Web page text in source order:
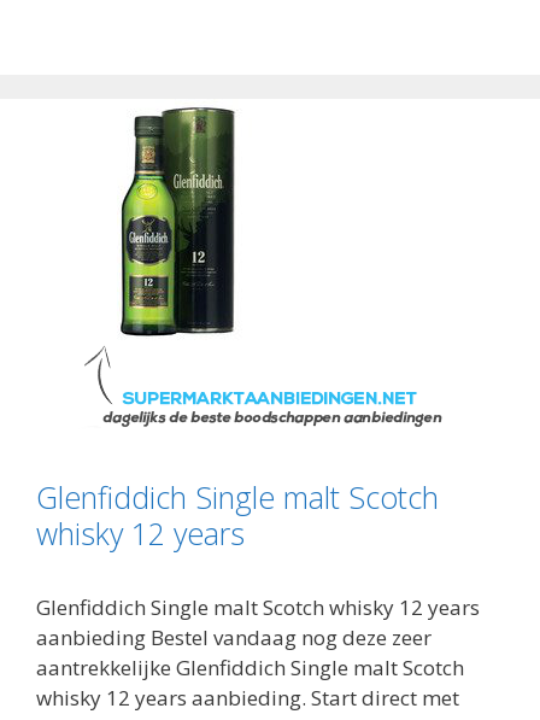
Glenfiddich Single malt Scotch
whisky 12 years
Glenfiddich Single malt Scotch whisky 12 years
aanbieding Bestel vandaag nog deze zeer
aantrekkelijke Glenfiddich Single malt Scotch
whisky 12 years aanbieding. Start direct met